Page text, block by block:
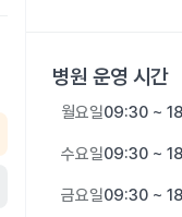
병원 운영 시간
월요일09:30 ~
수요일09:30 ~
금요일09:30 ~